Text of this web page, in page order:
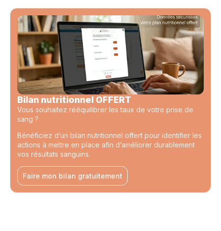
Bilan nutritionnel OFFERT
Vous souhaitez rééquilibrer les taux de votre prise de
sang ?
Bénéficiez d’un bilan nutritionnel offert pour identifier les
actions à mettre en place afin d’améliorer durablement
vos résultats sanguins.
Faire mon bilan gratuitement